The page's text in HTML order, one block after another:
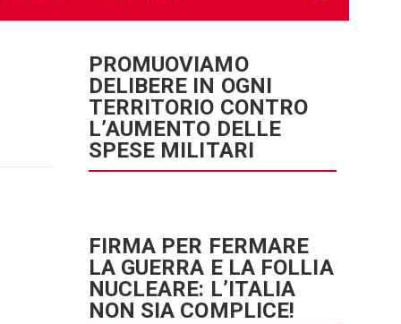
PROMUOVIAMO
DELIBERE IN OGNI
TERRITORIO CONTRO
L’AUMENTO DELLE
SPESE MILITARI
FIRMA PER FERMARE
LA GUERRA E LA FOLLIA
NUCLEARE: L’ITALIA
NON SIA COMPLICE!